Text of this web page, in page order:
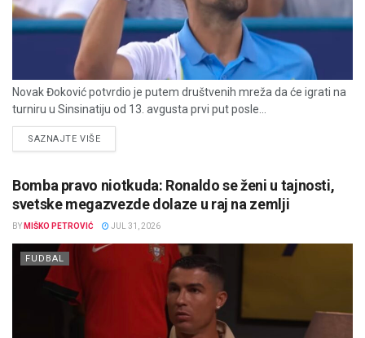
Novak Đoković potvrdio je putem društvenih mreža da će igrati na
turniru u Sinsinatiju od 13. avgusta prvi put posle...
SAZNAJTE VIŠEDETAILS
Bomba pravo niotkuda: Ronaldo se ženi u tajnosti,
svetske megazvezde dolaze u raj na zemlji
BY MIŠKO PETROVIĆ JUL 31, 2026
FUDBAL